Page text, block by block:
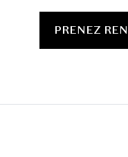
PRENEZ